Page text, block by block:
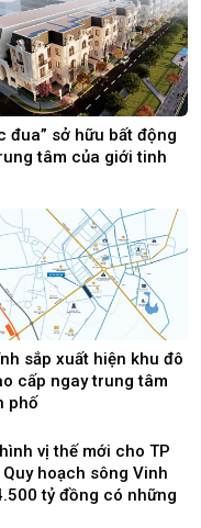
đua” sở hữu bất động
tâm của giới tinh
sắp xuất hiện khu đô
cấp ngay trung tâm
phố
vị thế mới cho TP
hoạch sông Vinh
tỷ đồng có những